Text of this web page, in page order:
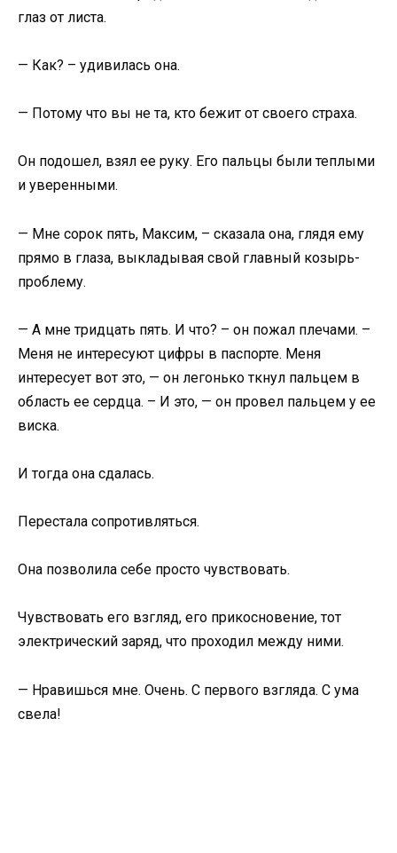
глаз от листа.
— Как? – удивилась она.
— Потому что вы не та, кто бежит от своего страха.
Он подошел, взял ее руку. Его пальцы были теплыми
и уверенными.
— Мне сорок пять, Максим, – сказала она, глядя ему
прямо в глаза, выкладывая свой главный козырь-
проблему.
— А мне тридцать пять. И что? – он пожал плечами. –
Меня не интересуют цифры в паспорте. Меня
интересует вот это, — он легонько ткнул пальцем в
область ее сердца. – И это, — он провел пальцем у ее
виска.
И тогда она сдалась.
Перестала сопротивляться.
Она позволила себе просто чувствовать.
Чувствовать его взгляд, его прикосновение, тот
электрический заряд, что проходил между ними.
— Нравишься мне. Очень. С первого взгляда. С ума
свела!